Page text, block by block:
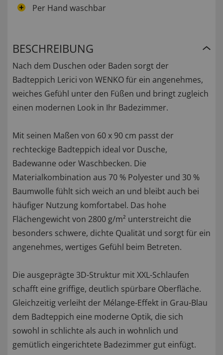
Per Hand waschbar
BESCHREIBUNG
Nach dem Duschen oder Baden sorgt der
Badteppich Lerici von WENKO für ein angenehmes,
weiches Gefühl unter den Füßen und bringt zugleich
einen modernen Look in Ihr Badezimmer.
Mit seinen Maßen von 60 x 90 cm passt der
rechteckige Badteppich ideal vor Dusche,
Badewanne oder Waschbecken. Die
Materialkombination aus 70 % Polyester und 30 %
Baumwolle fühlt sich weich an und bleibt auch bei
häufiger Nutzung komfortabel. Das hohe
Flächengewicht von 2800 g/m² unterstreicht die
besonders schwere, dichte Qualität und sorgt für ein
angenehmes, wertiges Gefühl beim Betreten.
Die ausgeprägte 3D-Struktur mit XXL-Schlaufen
schafft eine griffige, deutlich spürbare Oberfläche.
Gleichzeitig verleiht der Mélange-Effekt in Grau-Blau
dem Badteppich eine moderne Optik, die sich
sowohl in schlichte als auch in wohnlich und
gemütlich eingerichtete Badezimmer gut einfügt.